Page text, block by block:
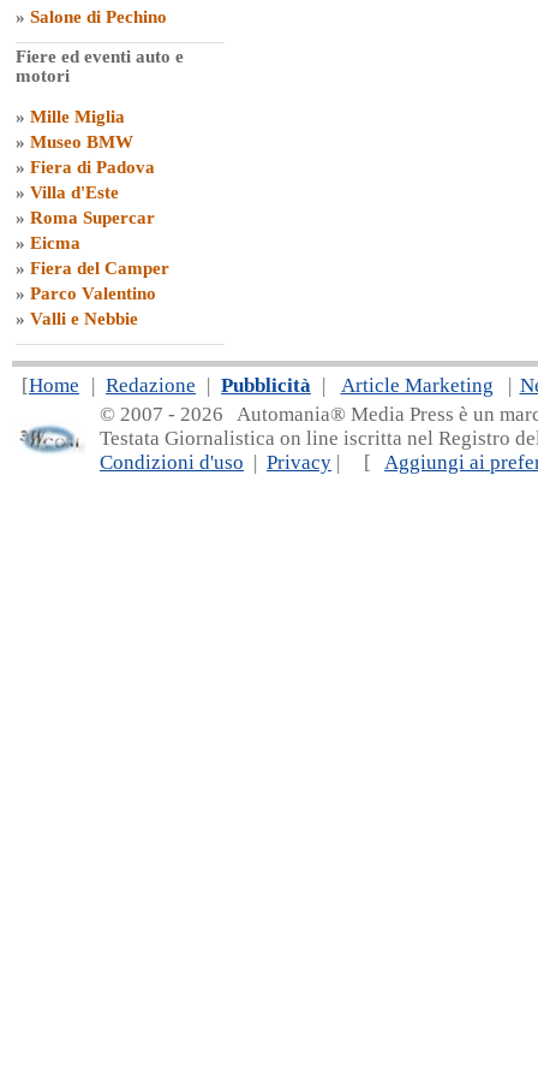
» Salone di Pechino
Fiere ed eventi auto e
motori
» Mille Miglia
» Museo BMW
» Fiera di Padova
» Villa d'Este
» Roma Supercar
» Eicma
» Fiera del Camper
» Parco Valentino
» Valli e Nebbie
[Home | Redazione | Pubblicità | Article Marketing |
© 2007 - 2026 Automania® Media Press è un
Testata Giornalistica on line iscritta nel Registro
Condizioni d'uso | Privacy | [ Aggiungi ai